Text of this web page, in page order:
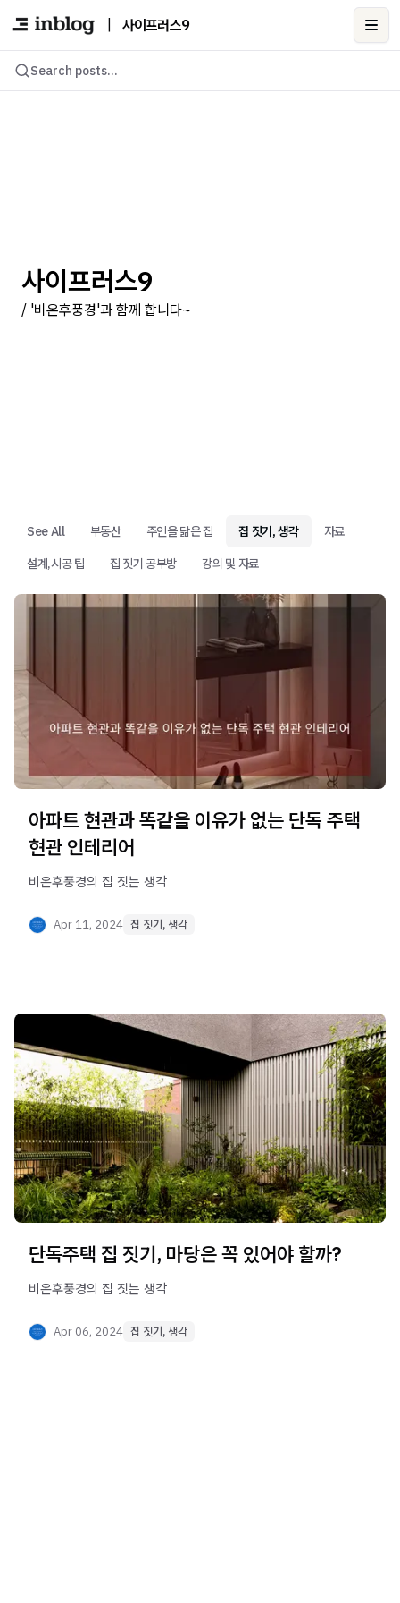
사이프러스9
Search posts...
사이프러스9
/ '비온후풍경'과 함께 합니다~
See All 부동산 주인을 닮은 집 집 짓기, 생각
자료
설계,시공 팁
집 짓기 공부방 강의 및 자료
아파트 현관과 똑같을 이유가 없는 단독 주택
현관 인테리어
Apr 11, 2024 집 짓기, 생각
단독주택 집 짓기, 마당은 꼭 있어야 할까?
비온후풍경의 집 짓는 생각
Apr 06, 2024 집 짓기, 생각